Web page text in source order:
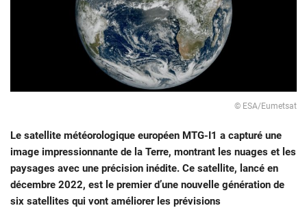
© ESA/Eumetsat
Le satellite météorologique européen MTG-I1 a capturé une
image impressionnante de la Terre, montrant les nuages et les
paysages avec une précision inédite. Ce satellite, lancé en
décembre 2022, est le premier d’une nouvelle génération de
six satellites qui vont améliorer les prévisions